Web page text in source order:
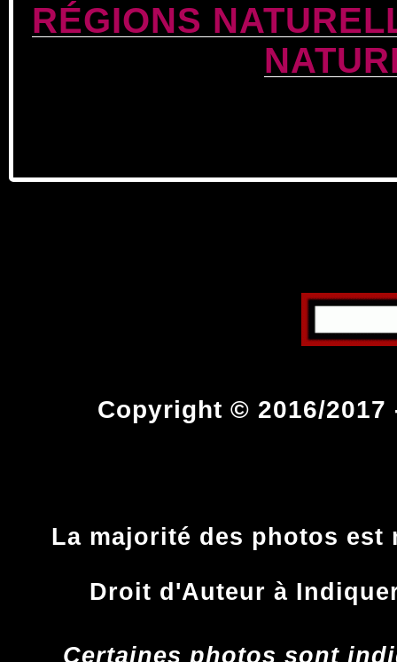
RÉGIONS
Copyright © 2016/2017
La majorité des photos
Droit d'Auteur à
Certaines photos sont